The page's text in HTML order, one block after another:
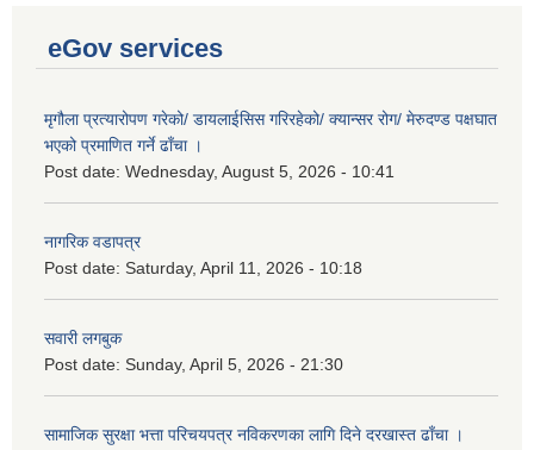
eGov services
मृगौला प्रत्यारोपण गरेको/ डायलाईसिस गरिरहेको/ क्यान्सर रोग/ मेरुदण्ड पक्षघात
भएको प्रमाणित गर्ने ढाँचा ।
Post date: Wednesday, August 5, 2026 - 10:41
नागरिक वडापत्र
Post date: Saturday, April 11, 2026 - 10:18
सवारी लगबुक
Post date: Sunday, April 5, 2026 - 21:30
सामाजिक सुरक्षा भत्ता परिचयपत्र नविकरणका लागि दिने दरखास्त ढाँचा ।